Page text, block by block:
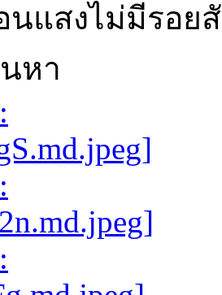
นแสงไม่มีรอย
หา